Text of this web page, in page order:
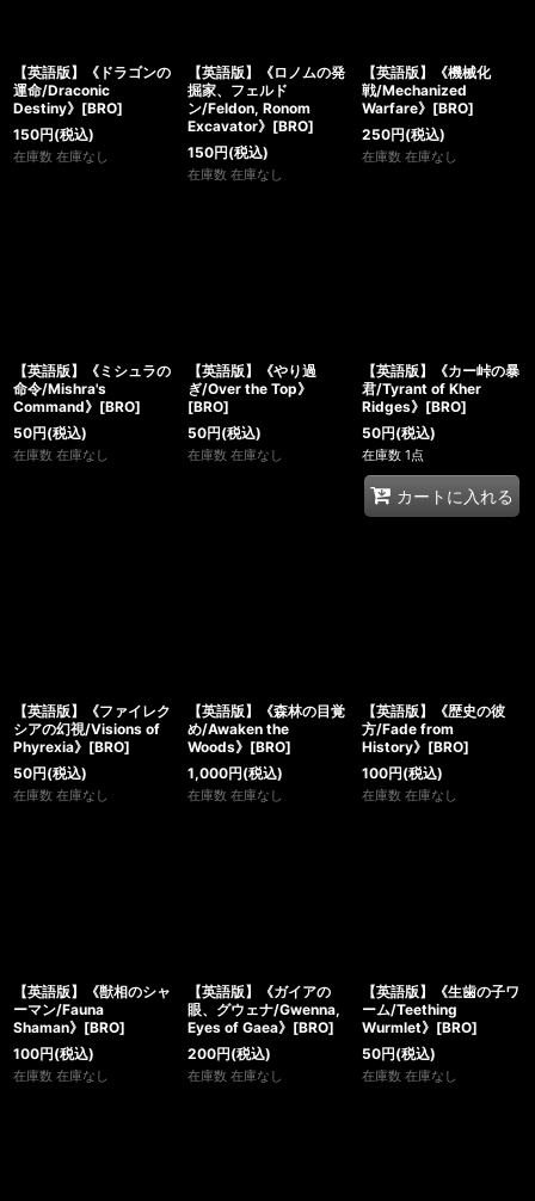
【英語版】《ドラゴンの
運命/Draconic
Destiny》[BRO]
150円(税込)
在庫数 在庫なし
【英語版】《ロノムの発
掘家、フェルド
ン/Feldon, Ronom
Excavator》[BRO]
150円(税込)
在庫数 在庫なし
【英語版】《機械化
戦/Mechanized
Warfare》[BRO]
250円(税込)
在庫数 在庫なし
【英語版】《ミシュラの
命令/Mishra's
Command》[BRO]
50円(税込)
在庫数 在庫なし
【英語版】《やり過
ぎ/Over the Top》
[BRO]
50円(税込)
在庫数 在庫なし
【英語版】《カー峠の暴
君/Tyrant of Kher
Ridges》[BRO]
50円(税込)
在庫数 1点
カートに入れる
【英語版】《ファイレク
シアの幻視/Visions of
Phyrexia》[BRO]
50円(税込)
在庫数 在庫なし
【英語版】《森林の目覚
め/Awaken the
Woods》[BRO]
1,000円(税込)
在庫数 在庫なし
【英語版】《歴史の彼
方/Fade from
History》[BRO]
100円(税込)
在庫数 在庫なし
【英語版】《獣相のシャ
ーマン/Fauna
Shaman》[BRO]
100円(税込)
在庫数 在庫なし
【英語版】《ガイアの
眼、グウェナ/Gwenna,
Eyes of Gaea》[BRO]
200円(税込)
在庫数 在庫なし
【英語版】《生歯の子ワ
ーム/Teething
Wurmlet》[BRO]
50円(税込)
在庫数 在庫なし